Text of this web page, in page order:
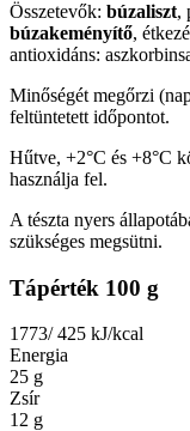
Összetevők: búzaliszt,
búzakeményítő,
antioxidáns:
Minőségét megőrzi
feltüntetett időpontot.
Hűtve, +2°C és +8°C
használja fel.
A tészta nyers
szükséges megsütni.
Tápérték 100 g
1773/ 425 kJ/kcal
Energia
25 g
Zsír
12 g